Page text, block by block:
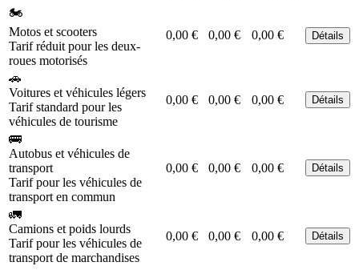
🏍️
Motos et scooters
Tarif réduit pour les deux-
roues motorisés
0,00 € 0,00 € 0,00 € Détails
🚗
Voitures et véhicules légers
Tarif standard pour les
véhicules de tourisme
0,00 € 0,00 € 0,00 € Détails
🚌
Autobus et véhicules de
transport
Tarif pour les véhicules de
transport en commun
0,00 € 0,00 € 0,00 € Détails
🚛
Camions et poids lourds
Tarif pour les véhicules de
transport de marchandises
0,00 € 0,00 € 0,00 € Détails